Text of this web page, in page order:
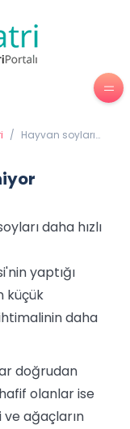
/ Hayvan soyları
daha hızlı
yaptığı
küçük
daha
doğrudan
olanlar ise
ve ağaçların